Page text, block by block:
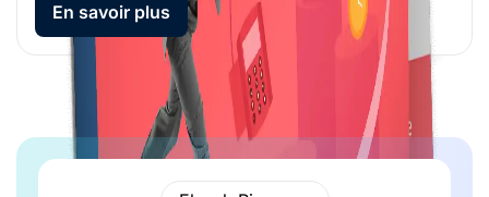
En savoir plus